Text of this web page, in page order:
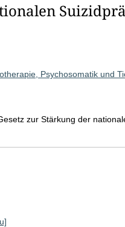
Psychosomatik und
zur Stärkung der